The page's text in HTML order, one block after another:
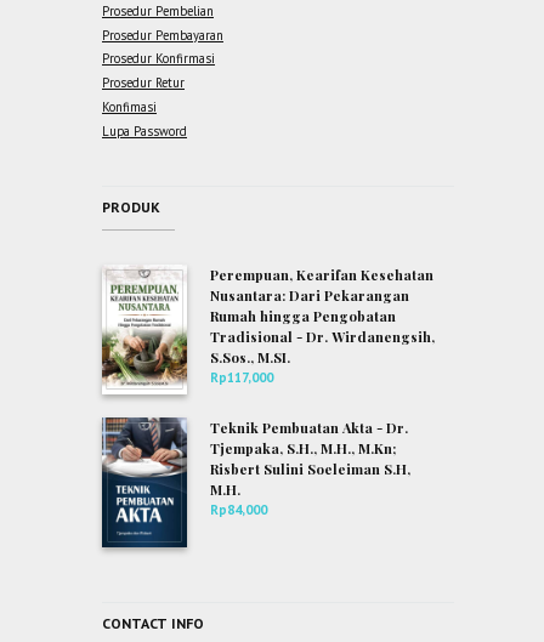
Prosedur Pembelian
Prosedur Pembayaran
Prosedur Konfirmasi
Prosedur Retur
Konfimasi
Lupa Password
PRODUK
Perempuan, Kearifan Kesehatan
Nusantara: Dari Pekarangan
Rumah hingga Pengobatan
Tradisional - Dr. Wirdanengsih,
S.Sos., M.SI.
Rp117,000
Teknik Pembuatan Akta - Dr.
Tjempaka, S.H., M.H., M.Kn;
Risbert Sulini Soeleiman S.H,
M.H.
Rp84,000
CONTACT INFO